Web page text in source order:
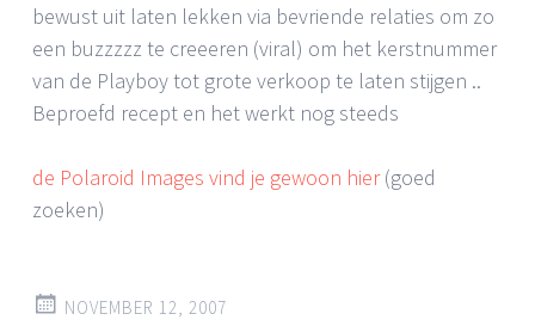
bewust uit laten lekken via bevriende relaties om zo
een buzzzzz te creeeren (viral) om het kerstnummer
van de Playboy tot grote verkoop te laten stijgen ..
Beproefd recept en het werkt nog steeds
de Polaroid Images vind je gewoon hier(goed
zoeken)
NOVEMBER 12, 2007